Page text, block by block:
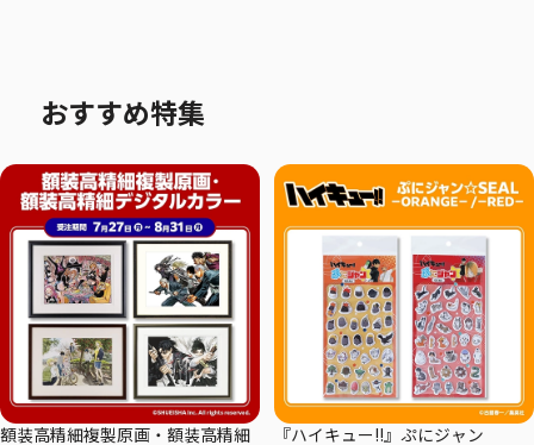
おすすめ特集
額装高精細複製原画・額装高精細
『ハイキュー!!』ぷにジャン